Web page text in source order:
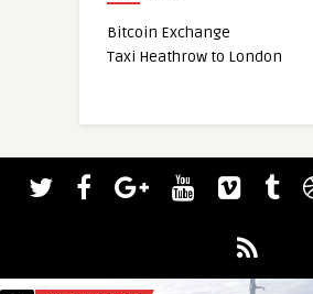
Bitcoin Exchange
Taxi Heathrow to London